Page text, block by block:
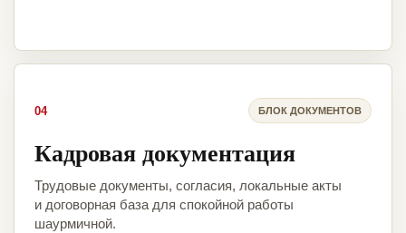
04 БЛОК ДОКУМЕНТОВ
Кадровая документация
Трудовые документы, согласия, локальные акты
и договорная база для спокойной работы
шаурмичной.